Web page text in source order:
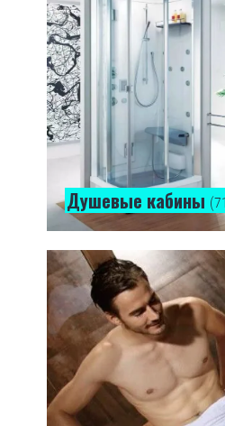
Душевые кабины